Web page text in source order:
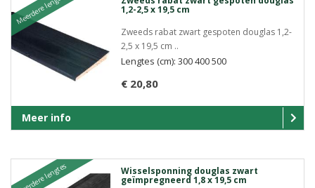
Meerdere lengtes
1,2-2,5 x 19,5 cm
Zweeds rabat zwart gespoten douglas 1,2-
2,5 x 19,5 cm ..
€ 20,80
Lengtes (cm): 300 400 500
Meer info
Meerdere lengtes Wisselsponning douglas zwart
geïmpregneerd 1,8 x 19,5 cm